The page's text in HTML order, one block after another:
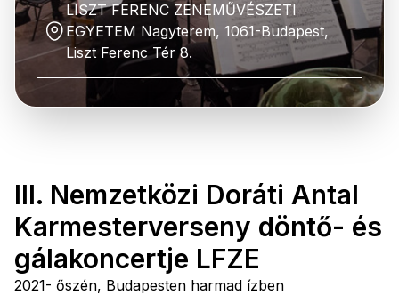
LISZT FERENC ZENEMŰVÉSZETI
EGYETEM Nagyterem, 1061-Budapest,
Liszt Ferenc Tér 8.
III. Nemzetközi Doráti Antal
Karmesterverseny döntő- és
gálakoncertje LFZE
2021- őszén, Budapesten harmad ízben